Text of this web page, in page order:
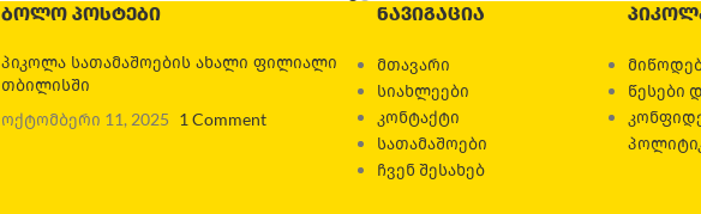
ᲑᲝᲚᲝ ᲞᲝᲡᲢᲔᲑᲘ
პიკოლა სათამაშოების ახალი ფილიალი
თბილისში
ოქტომბერი 11, 2025 1 Comment
ᲜᲐᲕᲘᲒᲐᲪᲘᲐ
მთავარი
სიახლეები
კონტაქტი
სათამაშოები
ჩვენ შესახებ
წესები